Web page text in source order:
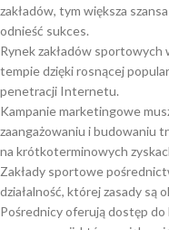
zakładów, tym większa
odnieść sukces.
Rynek zakładów
tempie dzięki rosnącej
penetracji Internetu.
Kampanie marketingowe
zaangażowaniu i budowaniu
na krótkoterminowych
Zakłady sportowe
działalność, której zasady są
Pośrednicy oferują dostęp